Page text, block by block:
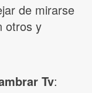
de mirarse
otros y
Tv: